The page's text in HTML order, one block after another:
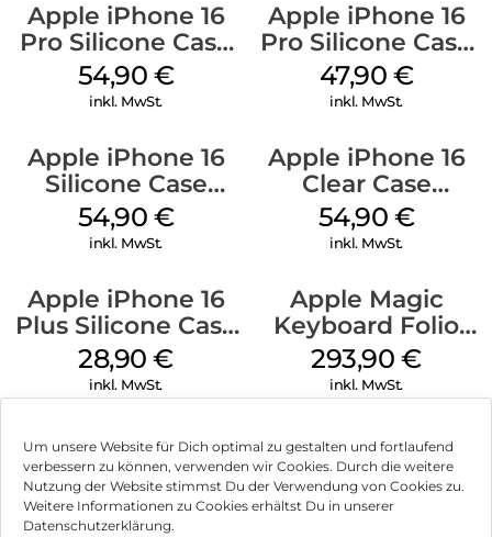
Um unsere Website für Dich optimal zu gestalten und fortlaufend
verbessern zu können, verwenden wir Cookies. Durch die weitere
Nutzung der Website stimmst Du der Verwendung von Cookies zu.
Weitere Informationen zu Cookies erhältst Du in unserer
Datenschutzerklärung.
Apple iPhone 16
Pro Silicone Case
MagSafe Black
54,90 €
inkl. MwSt.
Apple iPhone 16
Pro Silicone Case
MagSafe Denim
47,90 €
inkl. MwSt.
Apple iPhone 16
Silicone Case
MagSafe Lake
Green
54,90 €
inkl. MwSt.
Apple iPhone 16
Clear Case
MagSafe
Transparent
54,90 €
inkl. MwSt.
Apple iPhone 16
Plus Silicone Case
MagSafe Black
28,90€
inkl. MwSt.
Apple Magic
Keyboard Folio
iPad 10.9″ (10.Gen.)
Weiß
293,90€
inkl. MwSt.
Impressum